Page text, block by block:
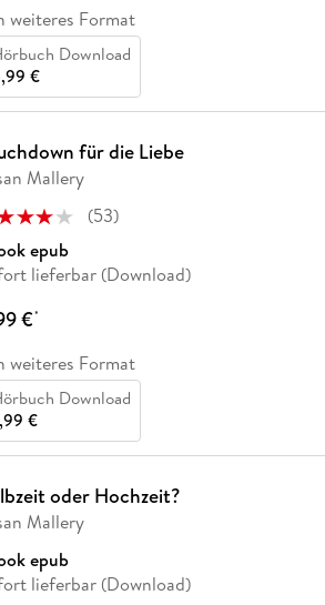
weiteres Format
Download
€
für die Liebe
Mallery
(53)
epub
lieferbar (Download)
€*
weiteres Format
Download
€
oder Hochzeit?
Mallery
epub
lieferbar (Download)